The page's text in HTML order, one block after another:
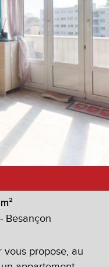
Besançon
vous propose, au